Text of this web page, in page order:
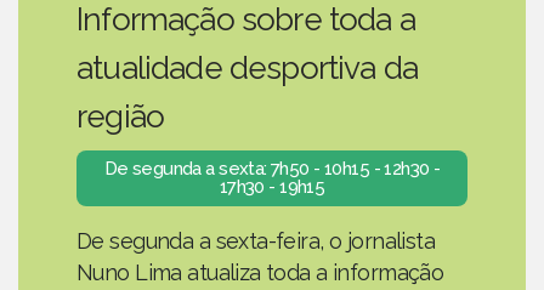
Informação sobre toda a
atualidade desportiva da
região
De segunda a sexta: 7h50 - 10h15 - 12h30 -
17h30 - 19h15
De segunda a sexta-feira, o jornalista
Nuno Lima atualiza toda a informação